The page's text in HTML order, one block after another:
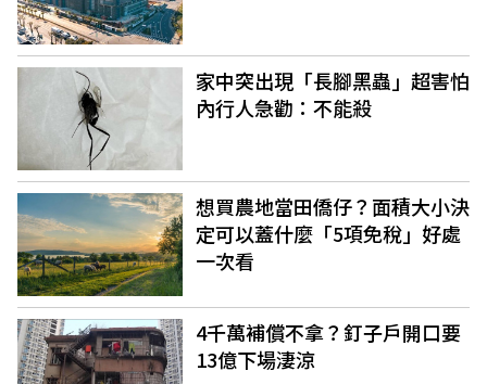
家中突出現「長腳黑蟲」超害怕
內行人急勸：不能殺
想買農地當田僑仔？面積大小決
定可以蓋什麼「5項免稅」好處
一次看
4千萬補償不拿？釘子戶開口要
13億下場淒涼